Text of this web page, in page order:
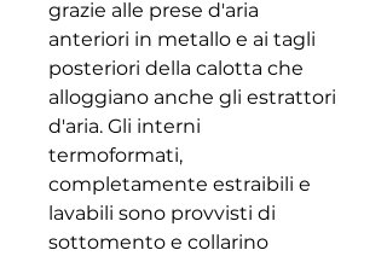
grazie alle prese d'aria
anteriori in metallo e ai tagli
posteriori della calotta che
alloggiano anche gli estrattori
d'aria. Gli interni
termoformati,
completamente estraibili e
lavabili sono provvisti di
sottomento e collarino